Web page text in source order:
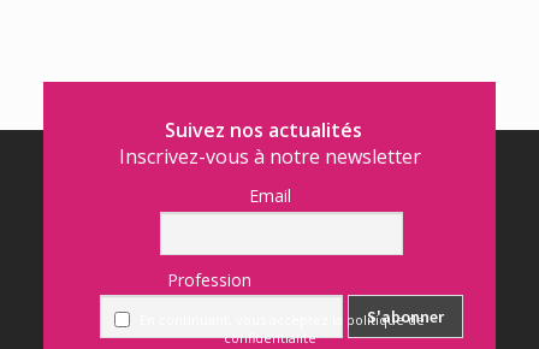
Suivez nos actualités
Inscrivez-vous à notre newsletter
Email
Profession
En continuant, vous acceptez la politique de
confidentialité